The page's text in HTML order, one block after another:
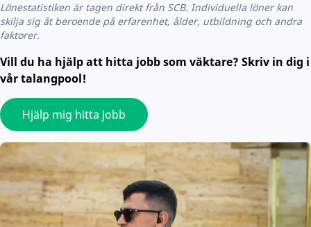
Lönestatistiken är tagen direkt från SCB. Individuella löner kan
skilja sig åt beroende på erfarenhet, ålder, utbildning och andra
faktorer.
Vill du ha hjälp att hitta jobb som väktare? Skriv in dig i
vår talangpool!
Hjälp mig hitta jobb